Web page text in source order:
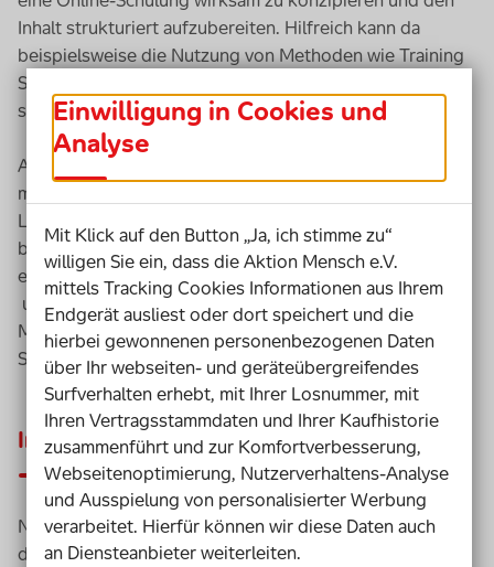
Inhalt strukturiert aufzubereiten. Hilfreich kann da
beispielsweise die Nutzung von Methoden wieTraining
Session Outline
sein.
Als Trainer*in, Referent*in und Kursleitende werden Sie
mit Hilfe unseres Leitfadens Schritt für Schritt in die
Lage versetzt, Ihre
barrierefrei zu planen und durchzuführen. Der Leitfaden
entstand in Zusammenarbeit mitBirne7unddecentrale
und beinhaltet viele Erfahrungswerte der Aktion
Mensch mit dem Angebot barrierefreier
Online-
Schulungen.
Inhalte des Leitfadens
Nachfolgend haben wir für Sie die wichtigsten Punkte
des Leitfadens aufgeführt. Unter dem jeweiligen Link
Einwilligung in Cookies und
Analyse
Mit Klick auf den Button „Ja, ich stimme zu“
willigen Sie ein, dass die Aktion Mensch e.V.
mittels Tracking Cookies Informationen aus Ihrem
Endgerät ausliest oder dort speichert und die
hierbei gewonnenen personenbezogenen Daten
über Ihr webseiten- und geräteübergreifendes
Surfverhalten erhebt, mit Ihrer Losnummer, mit
Ihren Vertragsstammdaten und Ihrer Kaufhistorie
zusammenführt und zur Komfortverbesserung,
Webseitenoptimierung, Nutzerverhaltens-Analyse
und Ausspielung von personalisierter Werbung
verarbeitet. Hierfür können wir diese Daten auch
an Diensteanbieter weiterleiten.